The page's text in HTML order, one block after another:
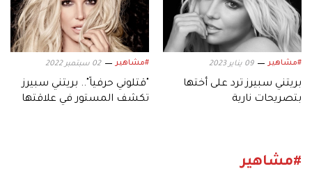
#مشاهير 09 يناير 2023
بريتني سبيرز ترد على أختها
بتصريحات نارية
#مشاهير 02 سبتمبر 2022
"قتلوني حرفياً".. بريتني سبيرز
تكشف المستور في علاقتها
#مشاهير